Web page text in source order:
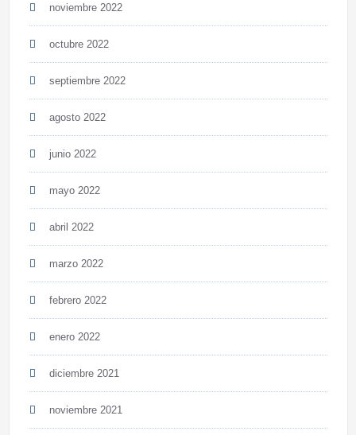
noviembre 2022
octubre 2022
septiembre 2022
agosto 2022
junio 2022
mayo 2022
abril 2022
marzo 2022
febrero 2022
enero 2022
diciembre 2021
noviembre 2021